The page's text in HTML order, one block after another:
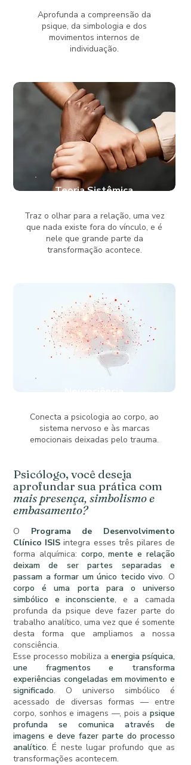
Aprofunda a compreensão da
psique, da simbologia e dos
movimentos internos de
individuação.
Teoria Sistêmica
Traz o olhar para a relação, uma vez
que nada existe fora do vínculo, e é
nele que grande parte da
transformação acontece.
Conecta a psicologia ao corpo, ao
sistema nervoso e às marcas
emocionais deixadas pelo trauma.
Psicólogo, você deseja
aprofundar sua prática com
mais presença, simbolismo e
embasamento?
O Programa de Desenvolvimento
Clínico ISIS integra esses três pilares de
forma alquímica: corpo, mente e relação
deixam de ser partes separadas e
passam a formar um único tecido vivo. O
corpo é uma porta para o universo
simbólico e inconsciente, e a camada
profunda da psique deve fazer parte do
trabalho analítico, uma vez que é somente
desta forma que ampliamos a nossa
consciência.
Esse processo mobiliza a energia psíquica,
une fragmentos e transforma
experiências congeladas em movimento e
significado. O universo simbólico é
acessado de diversas formas — entre
corpo, sonhos e imagens —, pois a psique
profunda se comunica através de
imagens e deve fazer parte do processo
analítico. É neste lugar profundo que as
transformações acontecem.